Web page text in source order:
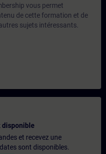
vous permet
de cette formation et de
sujets intéressants.
disponible
et recevez une
sont disponibles.